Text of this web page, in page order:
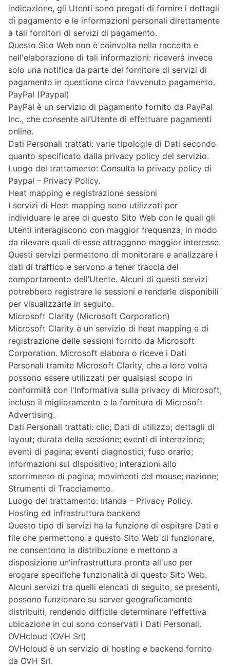
indicazione, gli Utenti sono pregati di fornire i dettagli
di pagamento e le informazioni personali direttamente
a tali fornitori di servizi di pagamento.
Questo Sito Web non è coinvolta nella raccolta e
nell'elaborazione di tali informazioni: riceverà invece
solo una notifica da parte del fornitore di servizi di
pagamento in questione circa l'avvenuto pagamento.
PayPal (Paypal)
PayPal è un servizio di pagamento fornito da PayPal
Inc., che consente all’Utente di effettuare pagamenti
online.
Dati Personali trattati: varie tipologie di Dati secondo
quanto specificato dalla privacy policy del servizio.
Luogo del trattamento: Consulta la privacy policy di
Paypal – Privacy Policy.
Heat mapping e registrazione sessioni
I servizi di Heat mapping sono utilizzati per
individuare le aree di questo Sito Web con le quali gli
Utenti interagiscono con maggior frequenza, in modo
da rilevare quali di esse attraggono maggior interesse.
Questi servizi permettono di monitorare e analizzare i
dati di traffico e servono a tener traccia del
comportamento dell’Utente. Alcuni di questi servizi
potrebbero registrare le sessioni e renderle disponibili
per visualizzarle in seguito.
Microsoft Clarity (Microsoft Corporation)
Microsoft Clarity è un servizio di heat mapping e di
registrazione delle sessioni fornito da Microsoft
Corporation. Microsoft elabora o riceve i Dati
Personali tramite Microsoft Clarity, che a loro volta
possono essere utilizzati per qualsiasi scopo in
conformità con l'Informativa sulla privacy di Microsoft,
incluso il miglioramento e la fornitura di Microsoft
Advertising.
Dati Personali trattati: clic; Dati di utilizzo; dettagli di
layout; durata della sessione; eventi di interazione;
eventi di pagina; eventi diagnostici; fuso orario;
informazioni sul dispositivo; interazioni allo
scorrimento di pagina; movimenti del mouse; nazione;
Strumenti di Tracciamento.
Luogo del trattamento: Irlanda – Privacy Policy.
Hosting ed infrastruttura backend
Questo tipo di servizi ha la funzione di ospitare Dati e
file che permettono a questo Sito Web di funzionare,
ne consentono la distribuzione e mettono a
disposizione un'infrastruttura pronta all'uso per
erogare specifiche funzionalità di questo Sito Web.
Alcuni servizi tra quelli elencati di seguito, se presenti,
possono funzionare su server geograficamente
distribuiti, rendendo difficile determinare l'effettiva
ubicazione in cui sono conservati i Dati Personali.
OVHcloud (OVH Srl)
OVHcloud è un servizio di hosting e backend fornito
da OVH Srl.